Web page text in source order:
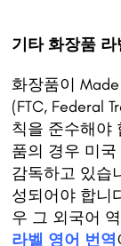
기타 화장품 라
화장품이
(FTC, Federal
칙을 준수해야
품의 경우 미
감독하고 있습
성되어야 합니
우 그 외국어
라벨 영어 번역